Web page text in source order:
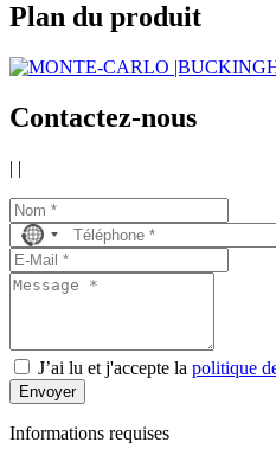
Plan du produit
Contactez-nous
| |
No
country
selected
J’ai lu et j'accepte la politique
Envoyer
Informations requises